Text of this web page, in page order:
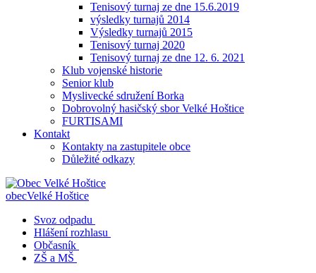
Tenisový turnaj ze dne 15.6.2019
výsledky turnajů 2014
Výsledky turnajů 2015
Tenisový turnaj 2020
Tenisový turnaj ze dne 12. 6. 2021
Klub vojenské historie
Senior klub
Myslivecké sdružení Borka
Dobrovolný hasičský sbor Velké Hoštice
FURTISAMI
Kontakt
Kontakty na zastupitele obce
Důležité odkazy
obecVelké Hoštice
Svoz odpadu
Hlášení rozhlasu
Občasník
ZŠ a MŠ